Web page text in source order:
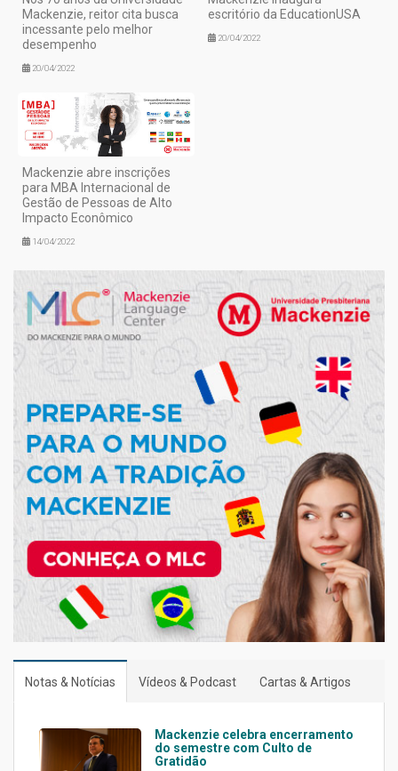
Mackenzie, reitor cita busca
incessante pelo melhor
desempenho
20/04/2022
escritório da EducationUSA
20/04/2022
Mackenzie abre inscrições
para MBA Internacional de
Gestão de Pessoas de Alto
Impacto Econômico
14/04/2022
Notas & Notícias Vídeos & Podcast Cartas & Artigos
Mackenzie celebra encerramento
do semestre com Culto de
Gratidão